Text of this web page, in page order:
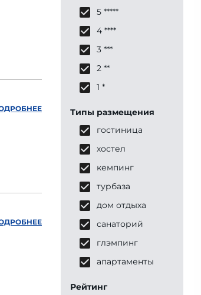
5 *****
4 ****
3 ***
2 **
1 *
Типы размещения
гостиница
хостел
кемпинг
турбаза
дом отдыха
санаторий
глэмпинг
апартаменты
Рейтинг